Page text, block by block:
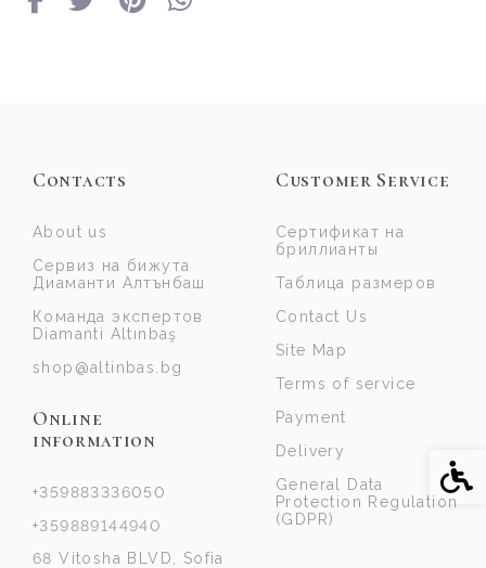
Contacts
About us
Сервиз на бижута
Диаманти Алтънбаш
Команда экспертов
Diamanti Altınbaş
shop@altinbas.bg
Online
information
+359883336050
+359889144940
68 Vitosha BLVD, Sofia
Customer Service
Сертификат на
бриллианты
Таблица размеров
Contact Us
Site Map
Terms of service
Payment
Delivery
General Data
Protection Regulation
(GDPR)